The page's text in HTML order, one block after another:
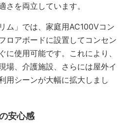
さを両立しています。
ム」では、家庭用AC100Vコン
ロアボードに設置してコンセン
に使用可能です。これにより、
場、介護施設、さらには屋外イ
用シーンが大幅に拡大しまし
安心感